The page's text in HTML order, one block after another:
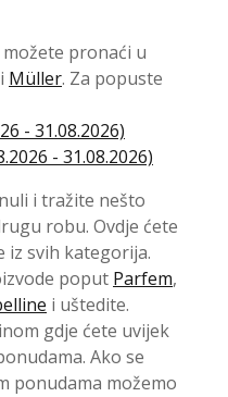
pronaći u
i Müller. Za popuste
- 31.08.2026)
- 31.08.2026)
i tražite nešto
robu. Ovdje ćete
iz svih kategorija.
poput Parfem,
i uštedite.
gdje ćete uvijek
Ako se
ponudama možemo